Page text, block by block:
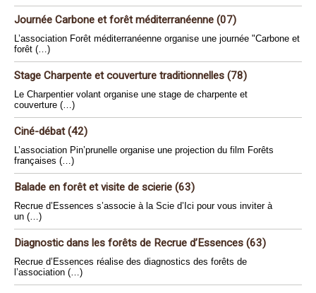
Journée Carbone et forêt méditerranéenne (07)
L’association Forêt méditerranéenne organise une journée "Carbone et
forêt (…)
Stage Charpente et couverture traditionnelles (78)
Le Charpentier volant organise une stage de charpente et
couverture (…)
Ciné-débat (42)
L’association Pin’prunelle organise une projection du film Forêts
françaises (…)
Balade en forêt et visite de scierie (63)
Recrue d’Essences s’associe à la Scie d’Ici pour vous inviter à
un (…)
Diagnostic dans les forêts de Recrue d’Essences (63)
Recrue d’Essences réalise des diagnostics des forêts de
l’association (…)